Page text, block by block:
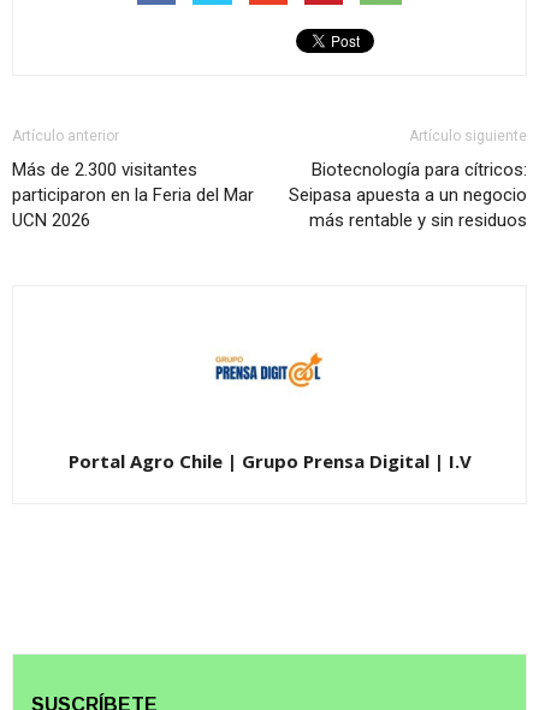
Artículo anterior
Más de 2.300 visitantes
participaron en la Feria del Mar
UCN 2026
Artículo siguiente
Biotecnología para cítricos:
Seipasa apuesta a un negocio
más rentable y sin residuos
Portal Agro Chile | Grupo Prensa Digital | I.V
SUSCRÍBETE